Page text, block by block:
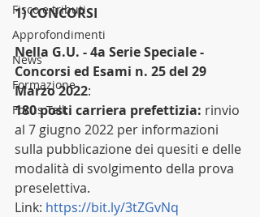
Fisco e tributi
Approfondimenti
News
Formazione
Focus Talk
1) CONCORSI
Nella G.U. - 4a Serie Speciale -
Concorsi ed Esami n. 25 del 29
Marzo 2022:
180 posti carriera prefettizia: rinvio
al 7 giugno 2022 per informazioni
sulla pubblicazione dei quesiti e delle
modalità di svolgimento della prova
preselettiva.
Link: https://bit.ly/3tZGvNq